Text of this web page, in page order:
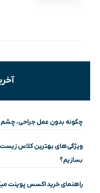
چگونه بدون عمل جراحی،
ویژگی‌های بهترین کلاس
بسازیم؟
راهنمای خرید اکسس پوینت